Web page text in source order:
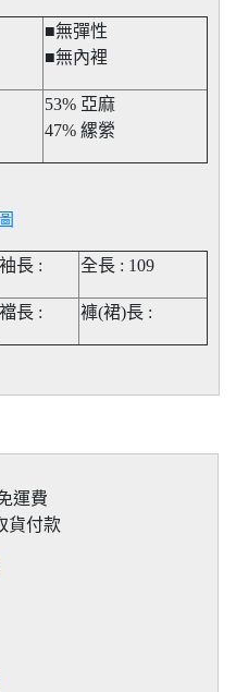
■無彈性​
■無內裡
53% 亞麻
47% 縲縈
袖長 : 全長 : 109
襠長 : 褲(裙)長 :
運費
貨付款